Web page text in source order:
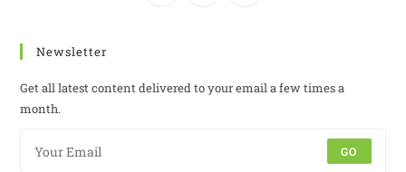
Newsletter
Get all latest content delivered to your email a few times a
month.
GO